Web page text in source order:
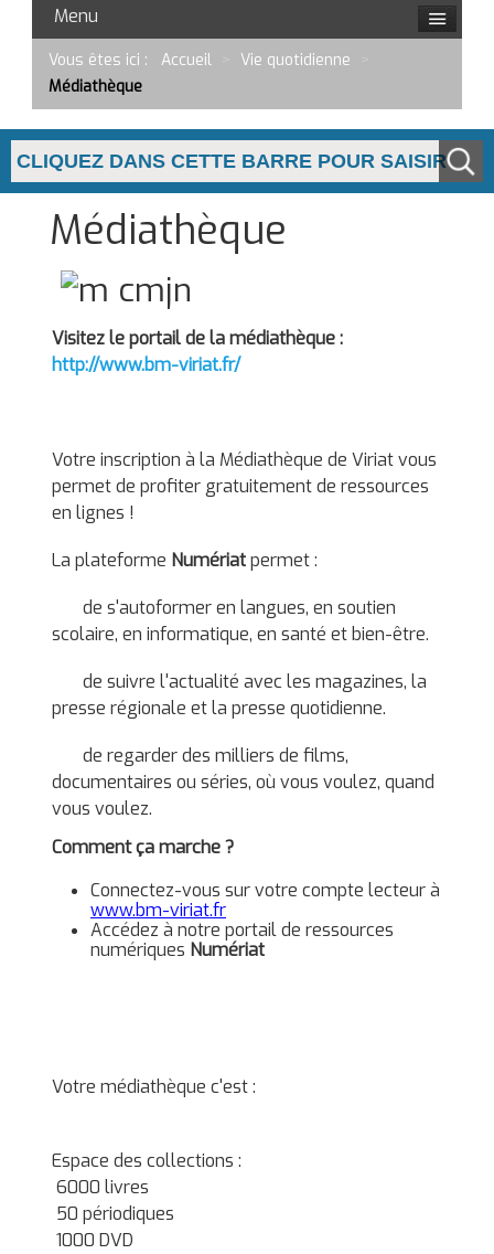
Menu
Vous êtes ici : Accueil Vie quotidienne
Médiathèque
Médiathèque
Visitez le portail de la médiathèque :
http://www.bm-viriat.fr/
Votre inscription à la Médiathèque de Viriat vous
permet de profiter gratuitement de ressources
en lignes !
La plateforme Numériatpermet :
de s'autoformer en langues, en soutien
scolaire, en informatique, en santé et bien-être.
de suivre l'actualité avec les magazines, la
presse régionale et la presse quotidienne.
de regarder des milliers de films,
documentaires ou séries, où vous voulez, quand
vous voulez.
Comment ça marche ?
Connectez-vous sur votre compte lecteur à
www.bm-viriat.fr
Accédez à notre portail de ressources
numériques Numériat
Votre médiathèque c'est :
Espace des collections :
6000 livres
50 périodiques
1000 DVD